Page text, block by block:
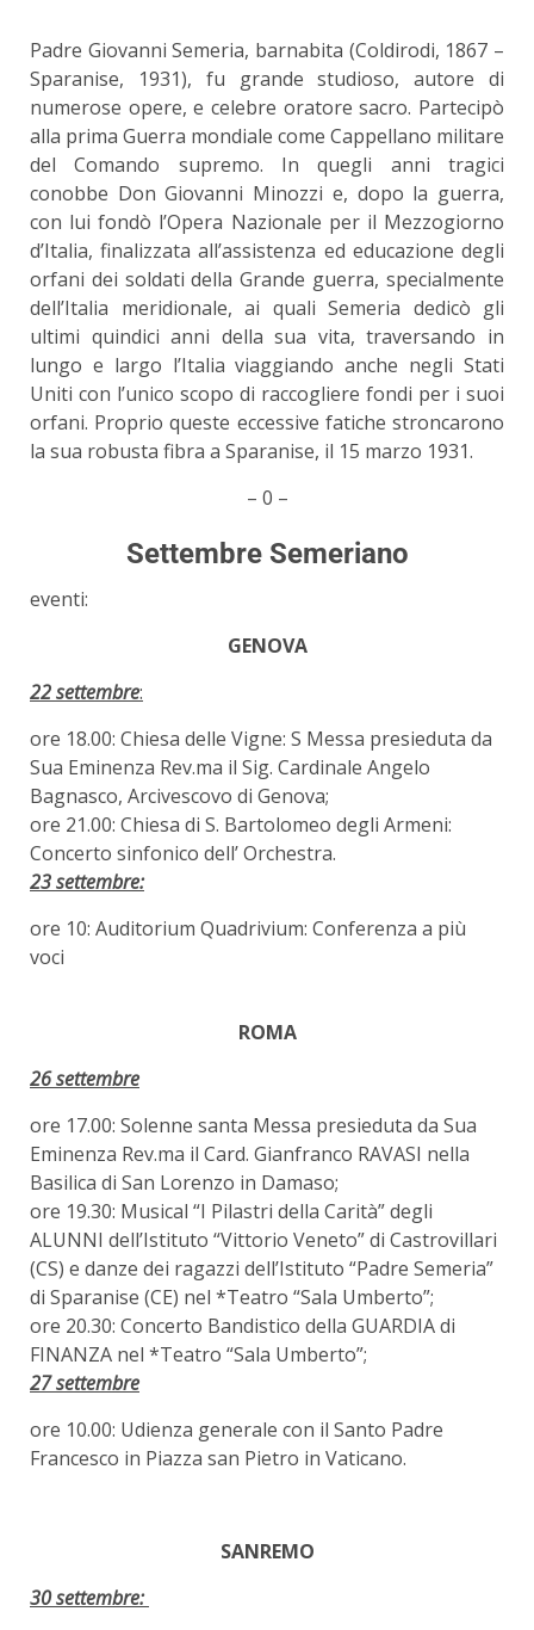
Padre Giovanni Semeria, barnabita (Coldirodi, 1867 –
Sparanise, 1931), fu grande studioso, autore di
numerose opere, e celebre oratore sacro. Partecipò
alla prima Guerra mondiale come Cappellano militare
del Comando supremo. In quegli anni tragici
conobbe Don Giovanni Minozzi e, dopo la guerra,
con lui fondò l’Opera Nazionale per il Mezzogiorno
d’Italia, finalizzata all’assistenza ed educazione degli
orfani dei soldati della Grande guerra, specialmente
dell’Italia meridionale, ai quali Semeria dedicò gli
ultimi quindici anni della sua vita, traversando in
lungo e largo l’Italia viaggiando anche negli Stati
Uniti con l’unico scopo di raccogliere fondi per i suoi
orfani. Proprio queste eccessive fatiche stroncarono
la sua robusta fibra a Sparanise, il 15 marzo 1931.
– 0 –
Settembre Semeriano
eventi:
GENOVA
22 settembre:
ore 18.00: Chiesa delle Vigne: S Messa presieduta da
Sua Eminenza Rev.ma il Sig. Cardinale Angelo
Bagnasco, Arcivescovo di Genova;
ore 21.00: Chiesa di S. Bartolomeo degli Armeni:
Concerto sinfonico dell’ Orchestra.
23 settembre:
ore 10: Auditorium Quadrivium: Conferenza a più
voci
ROMA
26 settembre
ore 17.00: Solenne santa Messa presieduta da Sua
Eminenza Rev.ma il Card. Gianfranco RAVASI nella
Basilica di San Lorenzo in Damaso;
ore 19.30: Musical “I Pilastri della Carità” degli
ALUNNI dell’Istituto “Vittorio Veneto” di Castrovillari
(CS) e danze dei ragazzi dell’Istituto “Padre Semeria”
di Sparanise (CE) nel *Teatro “Sala Umberto”;
ore 20.30: Concerto Bandistico della GUARDIA di
FINANZA nel *Teatro “Sala Umberto”;
27 settembre
ore 10.00: Udienza generale con il Santo Padre
Francesco in Piazza san Pietro in Vaticano.
SANREMO
30 settembre: